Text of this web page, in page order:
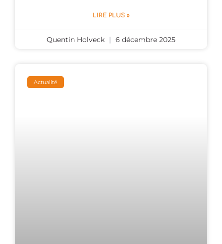
LIRE PLUS »
Quentin Holveck 6 décembre 2025
Actualité